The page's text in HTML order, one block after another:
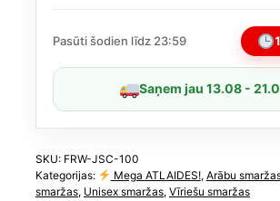
(Līdzīgs
daudzums
Pasūti šodien līdz 23:59
Saņem jau 13.08 -
SKU: FRW-JSC-100
Kategorijas:
Mega ATLAIDES!, Arābu
smaržas, Unisex smaržas, Vīriešu smaržas